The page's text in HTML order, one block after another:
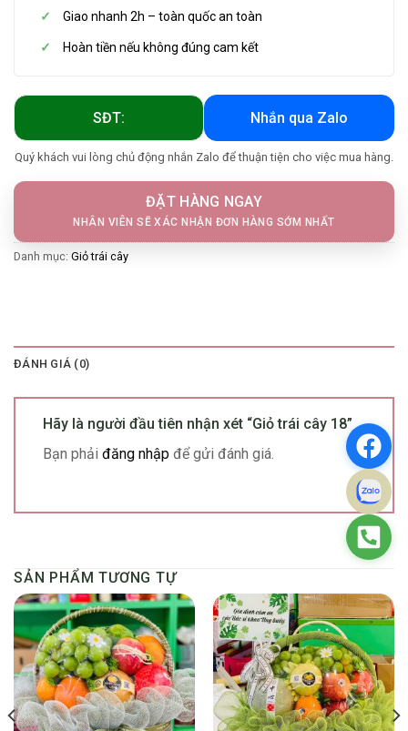
Giao nhanh 2h – toàn quốc an toàn
Hoàn tiền nếu không đúng cam kết
SĐT: Nhắn qua Zalo
Quý khách vui lòng chủ động nhắn Zalo để thuận tiện cho việc mua hàng.
ĐẶT HÀNG NGAY
NHÂN VIÊN SẼ XÁC NHẬN ĐƠN HÀNG SỚM NHẤT
Danh mục: Giỏ trái cây
ĐÁNH GIÁ (0)
Hãy là người đầu tiên nhận xét “Giỏ trái cây 18”
Bạn phải đăng nhập để gửi đánh giá.
SẢN PHẨM TƯƠNG TỰ